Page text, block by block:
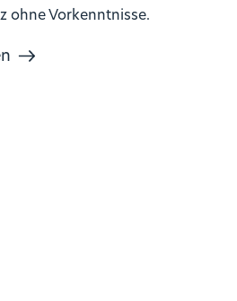
ohne Vorkenntnisse.